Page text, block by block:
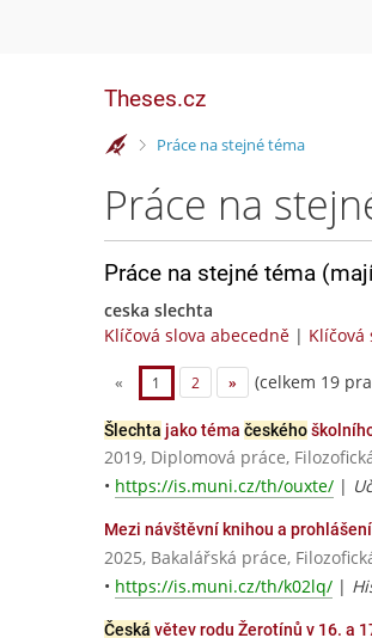
Theses.cz
>Práce na stejné téma
Práce na
Práce na stejné téma
ceska slechta
Klíčová slova abecedně | Klíčová
« 1 2 » (celkem 19
Šlechta jako téma českého
2019, Diplomová práce,
• https://is.muni.cz/th/ouxte/ |
Mezi návštěvní knihou a
2025, Bakalářská práce,
• https://is.muni.cz/th/k02lq/ |
Česká větev rodu Žerotínů v 16. a